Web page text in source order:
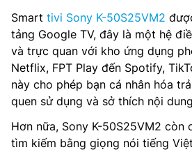
Smart tivi Sony K-50S25VM2
tảng Google TV, đây là một hệ
và trực quan với kho ứng dụng
Netflix, FPT Play đến Spotify,
này cho phép bạn cá nhân hóa
quen sử dụng và sở thích nội
Hơn nữa, Sony K-50S25VM2 còn
tìm kiếm bằng giọng nói tiếng